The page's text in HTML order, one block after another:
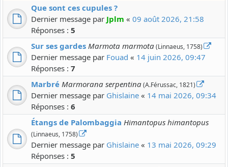
Que sont ces cupules ?
Dernier message par Jplm « 09 août 2026, 21:58
Réponses : 5
Sur ses gardes Marmota marmota(Linnaeus, 1758)
Dernier message par Fouad « 14 juin 2026, 09:47
Réponses : 7
Marbré Marmorana serpentina(A.Férussac, 1821)
Dernier message par Ghislaine « 14 mai 2026, 09:34
Réponses : 6
Étangs de Palombaggia Himantopus himantopus
(Linnaeus, 1758)
Dernier message par Ghislaine « 13 mai 2026, 09:29
Réponses : 5